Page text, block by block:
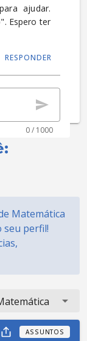
ajudar.
Espero ter
RESPONDER
0 / 1000
Matemática
seu perfil!
ASSUNTOS